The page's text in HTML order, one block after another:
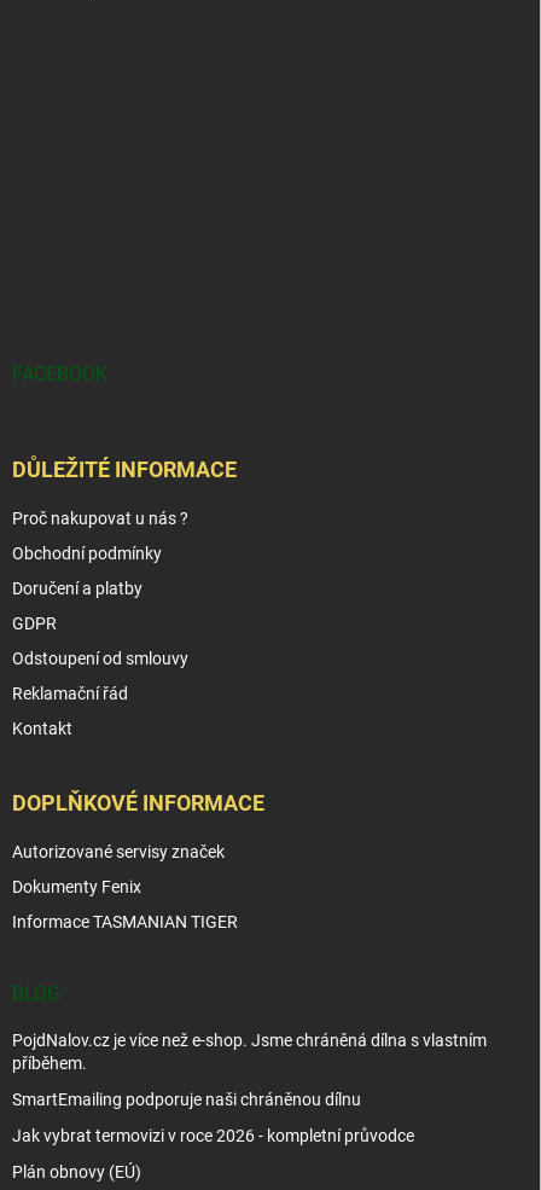
FACEBOOK
DŮLEŽITÉ INFORMACE
Proč nakupovat u nás ?
Obchodní podmínky
Doručení a platby
GDPR
Odstoupení od smlouvy
Reklamační řád
Kontakt
DOPLŇKOVÉ INFORMACE
Autorizované servisy značek
Dokumenty Fenix
Informace TASMANIAN TIGER
BLOG
PojdNalov.cz je více než e-shop. Jsme chráněná dílna s vlastním
příběhem.
SmartEmailing podporuje naši chráněnou dílnu
Jak vybrat termovizi v roce 2026 - kompletní průvodce
Plán obnovy (EÚ)